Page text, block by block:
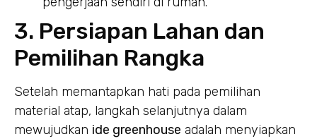
3. Persiapan Lahan dan
Pemilihan Rangka
Setelah memantapkan hati pada pemilihan
material atap, langkah selanjutnya dalam
mewujudkan ide greenhouse adalah menyiapkan